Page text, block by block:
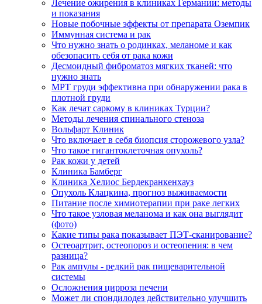
Лечение ожирения в клиниках Германии: методы
и показания
Новые побочные эффекты от препарата Оземпик
Иммунная система и рак
Что нужно знать о родинках, меланоме и как
обезопасить себя от рака кожи
Десмоидный фиброматоз мягких тканей: что
нужно знать
МРТ груди эффективна при обнаружении рака в
плотной груди
Как лечат саркому в клиниках Турции?
Методы лечения спинального стеноза
Вольфарт Клиник
Что включает в себя биопсия сторожевого узла?
Что такое гигантоклеточная опухоль?
Рак кожи у детей
Клиника Бамберг
Клиника Хелиос Бердекранкенхауз
Опухоль Клацкина, прогноз выживаемости
Питание после химиотерапии при раке легких
Что такое узловая меланома и как она выглядит
(фото)
Какие типы рака показывает ПЭТ-сканирование?
Остеоартрит, остеопороз и остеопения: в чем
разница?
Рак ампулы - редкий рак пищеварительной
системы
Осложнения цирроза печени
Может ли спондилодез действительно улучшить